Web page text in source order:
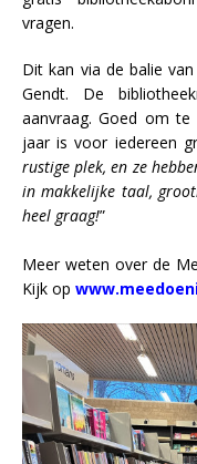
vragen.
Dit kan via de balie
Gendt. De
aanvraag. Goed om
jaar is voor iedereen
rustige plek, en ze
in makkelijke taal,
heel graag!”
Meer weten over de
Kijk op